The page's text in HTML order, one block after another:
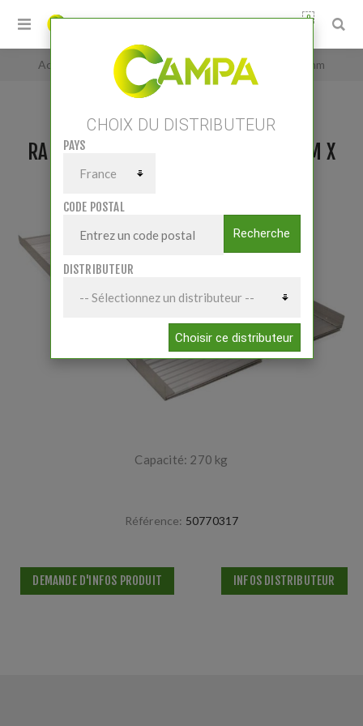
0
Accueil Rampe pliable aluminium 2130 mm x 735 mm
RAMPE PLIABLE ALUMINIUM 2130 MM X
Capacité: 270 kg
Référence: 50770317
DEMANDE D'INFOS PRODUIT INFOS DISTRIBUTEUR
CHOIX DU DISTRIBUTEUR
PAYS
CODE POSTAL
Recherche
DISTRIBUTEUR
Choisir ce distributeur